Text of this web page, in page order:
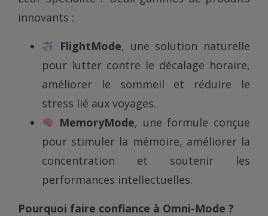
innovants :
FlightMode, une solution naturelle
pour lutter contre le décalage horaire,
améliorer le sommeil et réduire le
stress lié aux voyages.
MemoryMode, une formule conçue
pour stimuler la mémoire, améliorer la
concentration et soutenir les
performances intellectuelles.
Pourquoi faire confiance à Omni-Mode ?